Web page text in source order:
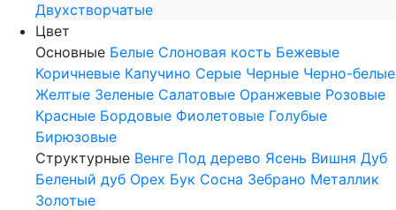
Двухстворчатые
Цвет
Основные Белые Слоновая кость Бежевые
Коричневые Капучино Серые Черные Черно-белые
Желтые Зеленые Салатовые Оранжевые Розовые
Красные Бордовые Фиолетовые Голубые
Бирюзовые
Структурные Венге Под дерево Ясень Вишня Дуб
Беленый дуб Орех Бук Сосна Зебрано Металлик
Золотые